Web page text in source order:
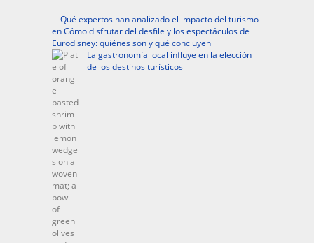
Qué expertos han analizado el impacto del turismo
en Cómo disfrutar del desfile y los espectáculos de
Eurodisney: quiénes son y qué concluyen
La gastronomía local influye en la elección
de los destinos turísticos